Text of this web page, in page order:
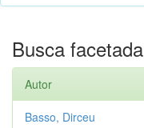
Busca facetada
Autor
Basso, Dirceu